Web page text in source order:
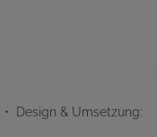
• Design & Umsetzung: